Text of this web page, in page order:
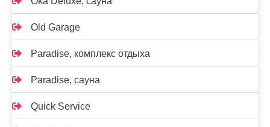
Old Garage
Paradise, комплекс отдыха
Paradise, сауна
Quick Service